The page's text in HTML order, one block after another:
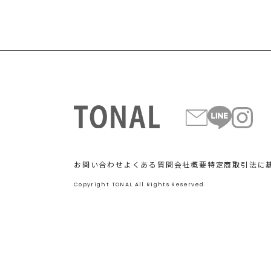
お問い合わせよくある質問会社概要特定商取引法に
Copyright TONAL All Rights Reserved.